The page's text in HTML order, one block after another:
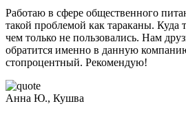
Работаю в сфере общественного
такой проблемой как тараканы. Куда
чем только не пользовались. Нам
обратится именно в данную
стопроцентный. Рекомендую!
Анна Ю., Кушва